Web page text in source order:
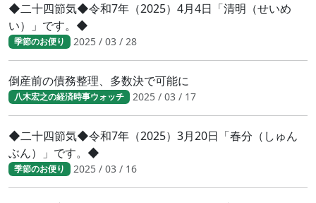
◆二十四節気◆令和7年（2025）4月4日「清明（せいめ
い）」です。◆
季節のお便り 2025 / 03 / 28
倒産前の債務整理、多数決で可能に
八木宏之の経済時事ウォッチ 2025 / 03 / 17
◆二十四節気◆令和7年（2025）3月20日「春分（しゅん
ぶん）」です。◆
季節のお便り 2025 / 03 / 16